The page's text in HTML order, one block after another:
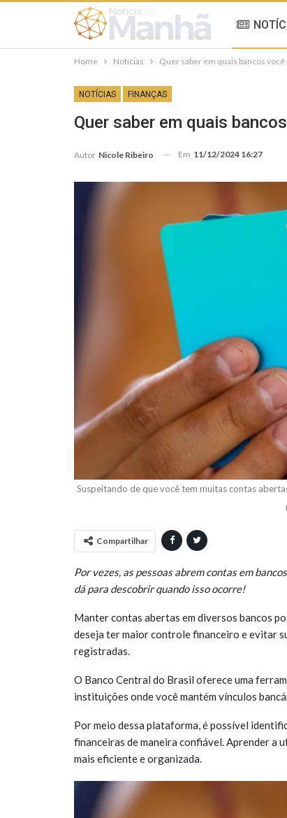
Home Notícias Quer saber em quais bancos
NOTÍCIAS FINANÇAS
Quer saber em quais
Autor Nicole Ribeiro Em 11/12/2024 16:27
Suspeitando de que você tem muitas contas
Compartilhar
Por vezes, as pessoas abrem contas em
dá para descobrir quando isso ocorre!
Manter contas abertas em diversos bancos
deseja ter maior controle financeiro e evitar
registradas.
O Banco Central do Brasil oferece uma
instituições onde você mantém vínculos
Por meio dessa plataforma, é possível
financeiras de maneira confiável. Aprender a
mais eficiente e organizada.